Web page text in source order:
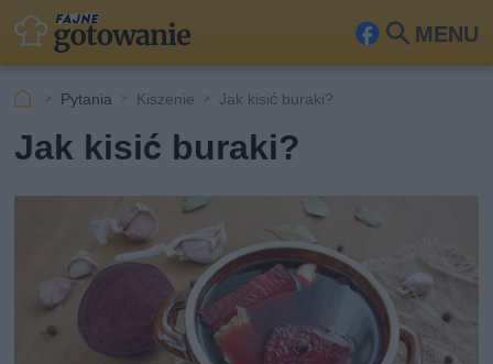
MENU
Fa Szu
Pytania Kiszenie Jak kisić buraki?
Jak kisić buraki?